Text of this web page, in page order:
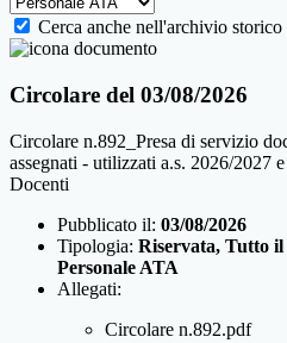
Cerca anche nell'archivio storico
Circolare del 03/08/2026
Circolare n.892_Presa di servizio
assegnati - utilizzati a.s. 2026/2027
Docenti
Pubblicato il: 03/08/2026
Tipologia: Riservata, Tutto il
Personale ATA
Allegati:
Circolare n.892.pdf